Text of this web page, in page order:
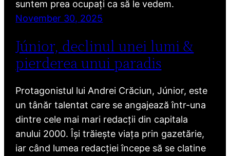
suntem prea ocupați ca să le vedem.
November 30, 2025
Júnior, declinul unei lumi &
pierderea unui paradis
Protagonistul lui Andrei Crăciun, Júnior, este
un tânăr talentat care se angajează într-una
dintre cele mai mari redacții din capitala
anului 2000. Își trăiește viața prin gazetărie,
iar când lumea redacției începe să se clatine